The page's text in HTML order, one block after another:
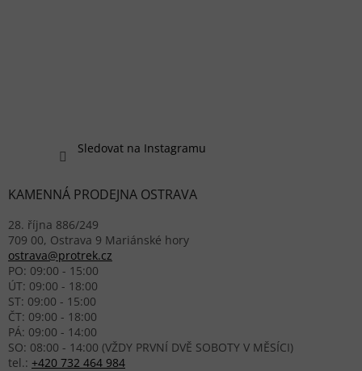
Sledovat na Instagramu
KAMENNÁ PRODEJNA OSTRAVA
28. října 886/249
709 00, Ostrava 9 Mariánské hory
ostrava@protrek.cz
PO: 09:00 - 15:00
ÚT: 09:00 - 18:00
ST: 09:00 - 15:00
ČT: 09:00 - 18:00
PÁ: 09:00 - 14:00
SO: 08:00 - 14:00 (VŽDY PRVNÍ DVĚ SOBOTY V MĚSÍCI)
tel.: +420 732 464 984